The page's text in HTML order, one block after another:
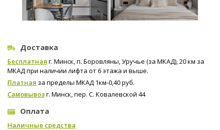
Доставка
Бесплатная г. Минск, п. Боровляны, Уручье (за МКАД), 20 км за
МКАД при наличии лифта от 6 этажа и выше.
Платная за пределы МКАД 1км-0,40 руб.
Самовывозг. Минск, пер. С. Ковалевской 44
Оплата
Наличные средства